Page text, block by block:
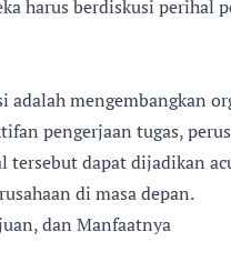
harus berdiskusi perihal
adalah mengembangkan
pengerjaan tugas,
tersebut dapat dijadikan
di masa depan.
dan Manfaatnya